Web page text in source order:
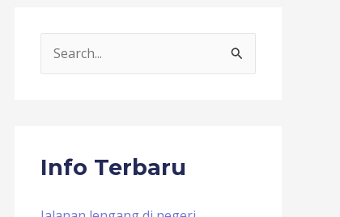
c
f
Info Terbaru